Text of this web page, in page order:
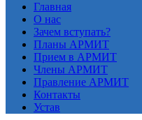
Главная
О нас
Зачем вступать?
Планы АРМИТ
Прием в АРМИТ
Члены АРМИТ
Правление АРМИТ
Контакты
Устав